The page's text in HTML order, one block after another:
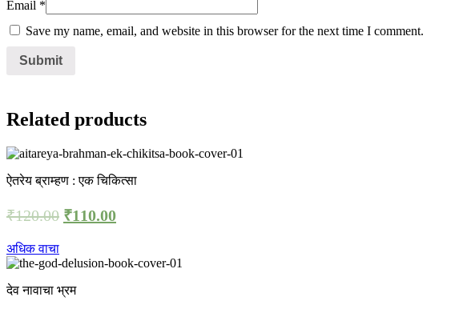
Email *
Save my name, email, and website in this browser for the next time I comment.
Related products
ऐतरेय ब्राम्हण : एक चिकित्सा
₹120.00 ₹110.00
अधिक वाचा
देव नावाचा भ्रम